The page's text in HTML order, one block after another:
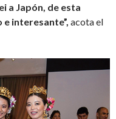
a Japón, de esta
interesante”, acota el